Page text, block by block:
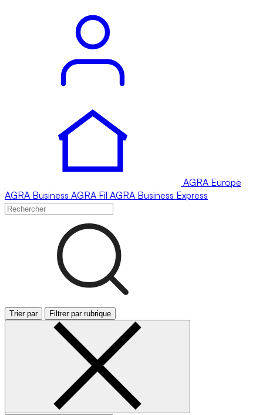
AGRA Europe
AGRA Business AGRA Fil AGRA Business Express
Trier par Filtrer par rubrique